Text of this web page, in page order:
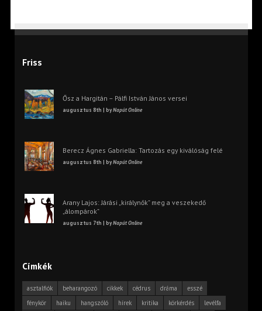
Friss
Ősz a Hargitán – Pálfi István János versei
augusztus 8th | byNapút Online
Berecz Ágnes Gabriella: Tartozás egy kiválóság felé
augusztus 8th | byNapút Online
Arany Lajos: Járási „királynők” meg a veszekedő
„álompárok”
augusztus 7th | byNapút Online
Címkék
asztalfiók beharangozó cikkek cédrus dráma
esszé
fénykör
haiku hangszóló hírek kritika körkérdés
levélfa